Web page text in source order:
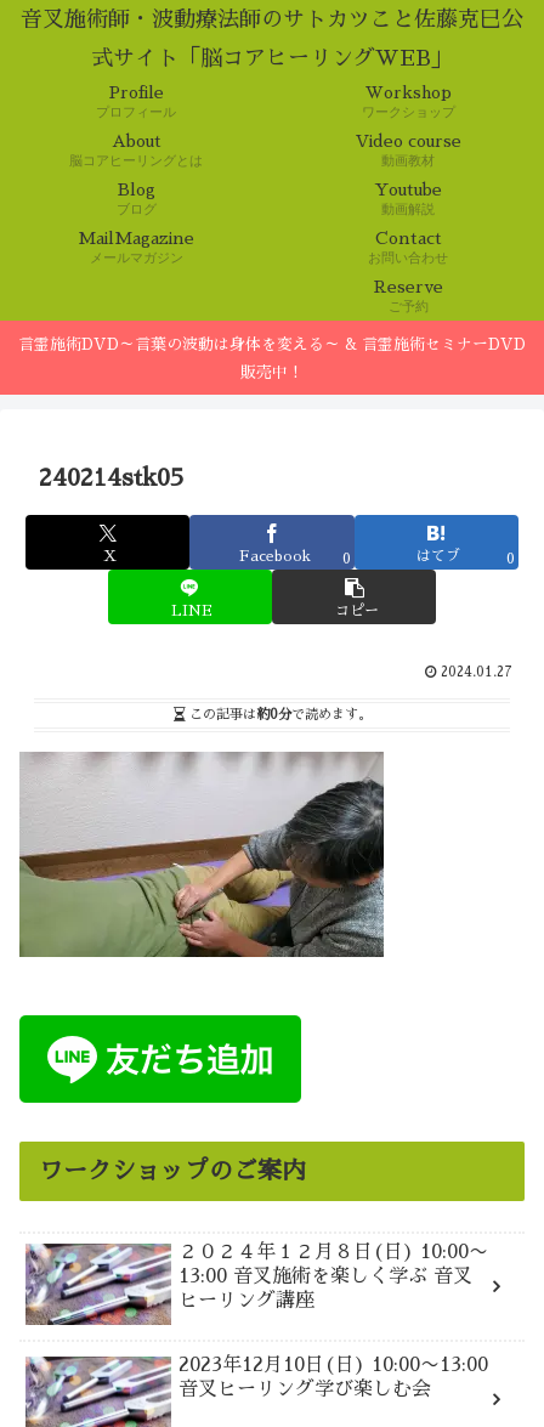
音叉施術師・波動療法師のサトカツこと佐藤克巳公
式サイト「脳コアヒーリングWEB」
Profile
プロフィール
Workshop
ワークショップ
About
脳コアヒーリングとは
Video course
動画教材
Blog
ブログ
Youtube
動画解説
MailMagazine
メールマガジン
Contact
お問い合わせ
Reserve
ご予約
言霊施術DVD～言葉の波動は身体を変える～ & 言霊施術セミナーDVD
販売中！
240214stk05
X Facebook 0 はてブ 0
LINE コピー
2024.01.27
この記事は約0分で読めます。
ワークショップのご案内
２０２４年１２月８日(日) 10:00〜
13:00 音叉施術を楽しく学ぶ 音叉
ヒーリング講座
2023年12月10日(日) 10:00〜13:00
音叉ヒーリング学び楽しむ会